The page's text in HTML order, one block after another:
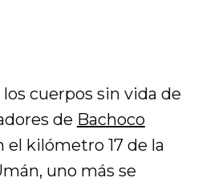
cuerpos sin vida de
de Bachoco
el kilómetro 17 de la
uno más se